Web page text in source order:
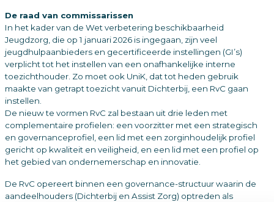
De raad van commissarissen
In het kader van de Wet verbetering beschikbaarheid
Jeugdzorg, die op 1 januari 2026 is ingegaan, zijn veel
jeugdhulpaanbieders en gecertificeerde instellingen (GI’s)
verplicht tot het instellen van een onafhankelijke interne
toezichthouder. Zo moet ook UniK, dat tot heden gebruik
maakte van getrapt toezicht vanuit Dichterbij, een RvC gaan
instellen.
De nieuw te vormen RvC zal bestaan uit drie leden met
complementaire profielen: een voorzitter met een strategisch
en governanceprofiel, een lid met een zorginhoudelijk profiel
gericht op kwaliteit en veiligheid, en een lid met een profiel op
het gebied van ondernemerschap en innovatie.
De RvC opereert binnen een governance-structuur waarin de
aandeelhouders (Dichterbij en Assist Zorg) optreden als